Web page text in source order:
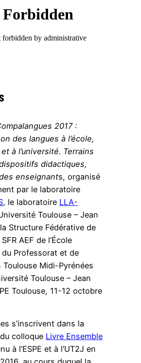
2017 :
des langues à l’école,
à l’université. Terrains
didactiques,
enseignants, organisé
par le laboratoire
, le laboratoire LLA-
Toulouse – Jean
Structure Fédérative de
AEF de l’École
du Professorat et de
Toulouse Midi-Pyrénées
Toulouse – Jean
Toulouse, 11-12 octobre
s’inscrivent dans la
colloque Livre Ensemble
à l’ESPE et à l’UT2J en